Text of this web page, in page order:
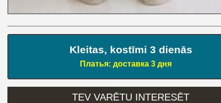
Kleitas, kostīmi 3 dienās
Платья: доставка 3 дня
TEV VARĒTU INTERESĒT